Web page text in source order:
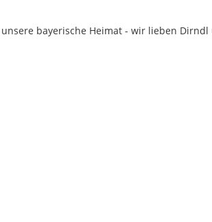
bayerische Heimat - wir lieben